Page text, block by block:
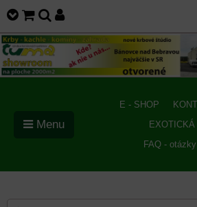
E - SHOP
FAQ -
Menu